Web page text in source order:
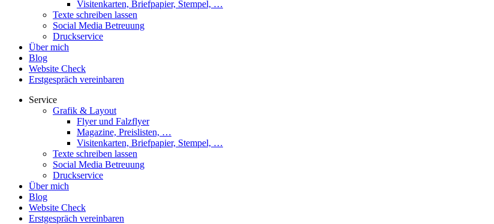
Visitenkarten, Briefpapier, Stempel, …
Texte schreiben lassen
Social Media Betreuung
Druckservice
Über mich
Blog
Website Check
Erstgespräch vereinbaren
Service
Grafik & Layout
Flyer und Falzflyer
Magazine, Preislisten, …
Visitenkarten, Briefpapier, Stempel, …
Texte schreiben lassen
Social Media Betreuung
Druckservice
Über mich
Blog
Website Check
Erstgespräch vereinbaren